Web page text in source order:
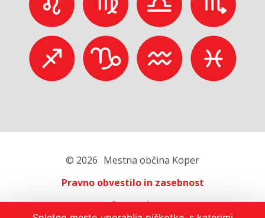
© 2026 Mestna občina Koper
Pravno obvestilo in zasebnost
O portalu